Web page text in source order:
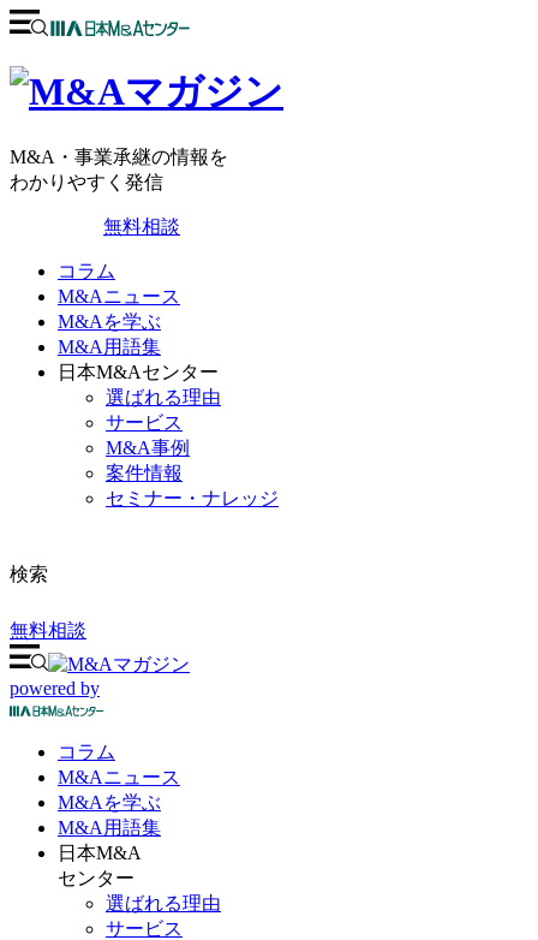
M&A・事業承継の情報を
わかりやすく発信
無料相談
コラム
M&Aニュース
M&Aを学ぶ
M&A用語集
日本M&Aセンター
選ばれる理由
サービス
M&A事例
案件情報
セミナー・ナレッジ
検索
無料相談
powered by
コラム
M&Aニュース
M&Aを学ぶ
M&A 用語集
日本M&A
センター
選ばれる理由
サービス